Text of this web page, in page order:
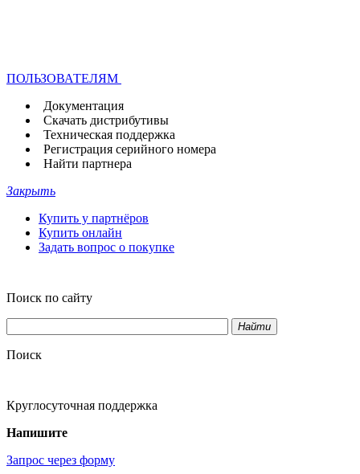
ПОЛЬЗОВАТЕЛЯМ
Документация
Скачать дистрибутивы
Техническая поддержка
Регистрация серийного номера
Найти партнера
Закрыть
Купить у партнёров
Купить онлайн
Задать вопрос о покупке
Поиск по сайту
Найти
Поиск
Круглосуточная поддержка
Напишите
Запрос через форму